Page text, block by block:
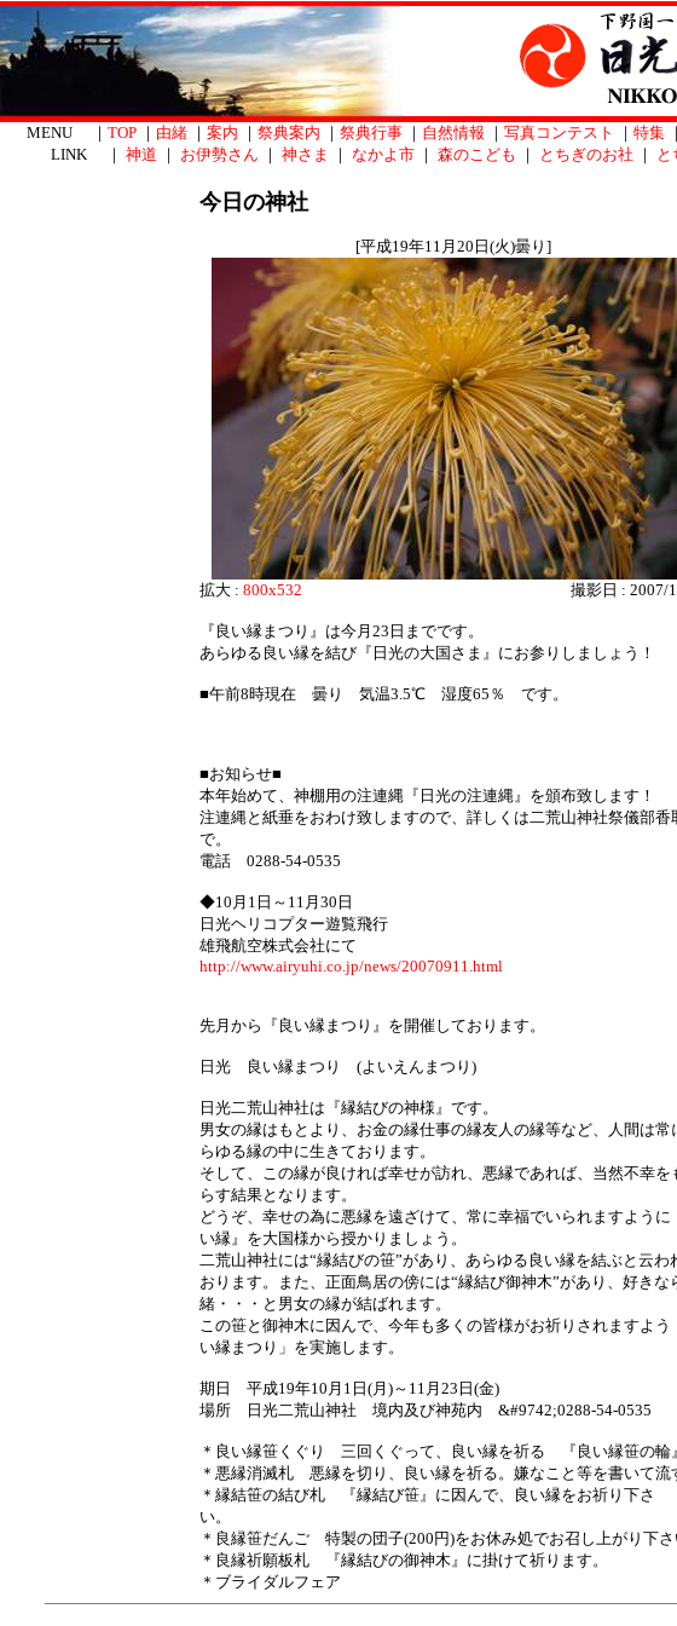
MENU ｜ TOP ｜ 由緒 ｜ 案内 ｜ 祭典案内 ｜ 祭典行事 ｜ 自然情報 ｜ 写真コンテスト ｜ 特集 ｜
LINK ｜ 神道 ｜ お伊勢さん ｜ 神さま ｜ なかよ市 ｜ 森のこども ｜ とちぎのお社 ｜ と
今日の神社
[平成19年11月20日(火)曇り]
拡大 : 800x532 撮影日 : 2007/
『良い縁まつり』は今月23日までです。
あらゆる良い縁を結び『日光の大国さま』にお参りしましょう！
■午前8時現在 曇り 気温3.5℃ 湿度65％ です。
■お知らせ■
本年始めて、神棚用の注連縄『日光の注連縄』を頒布致します！
注連縄と紙垂をおわけ致しますので、詳しくは二荒山神社祭儀部香
で。
電話 0288-54-0535
◆10月1日～11月30日
日光ヘリコプター遊覧飛行
雄飛航空株式会社にて
http://www.airyuhi.co.jp/news/20070911.html
先月から『良い縁まつり』を開催しております。
日光 良い縁まつり (よいえんまつり)
日光二荒山神社は『縁結びの神様』です。
男女の縁はもとより、お金の縁仕事の縁友人の縁等など、人間は常
らゆる縁の中に生きております。
そして、この縁が良ければ幸せが訪れ、悪縁であれば、当然不幸を
らす結果となります。
どうぞ、幸せの為に悪縁を遠ざけて、常に幸福でいられますように
い縁』を大国様から授かりましょう。
二荒山神社には“縁結びの笹”があり、あらゆる良い縁を結ぶと云わ
おります。また、正面鳥居の傍には“縁結び御神木”があり、好きな
緒・・・と男女の縁が結ばれます。
この笹と御神木に因んで、今年も多くの皆様がお祈りされますよう
い縁まつり」を実施します。
期日 平成19年10月1日(月)～11月23日(金)
場所 日光二荒山神社 境内及び神苑内 &#9742;0288-54-0535
＊良い縁笹くぐり 三回くぐって、良い縁を祈る 『良い縁笹の輪』
＊悪縁消滅札 悪縁を切り、良い縁を祈る。嫌なこと等を書いて流
＊縁結笹の結び札 『縁結び笹』に因んで、良い縁をお祈り下さ
い。
＊良縁笹だんご 特製の団子(200円)をお休み処でお召し上がり下さ
＊良縁祈願板札 『縁結びの御神木』に掛けて祈ります。
＊ブライダルフェア